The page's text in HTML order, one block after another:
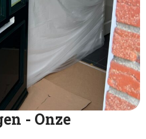
- Onze